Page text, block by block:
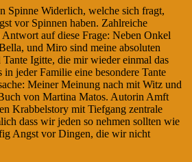
Spinne Widerlich, welche sich fragt,
vor Spinnen haben. Zahlreiche
auf diese Frage: Neben Onkel
und Miro sind meine absoluten
Igitte, die mir wieder einmal das
in jeder Familie eine besondere Tante
Meiner Meinung nach mit Witz und
von Martina Matos. Autorin Amft
Krabbelstory mit Tiefgang zentrale
dass wir jeden so nehmen sollten wie
Angst vor Dingen, die wir nicht